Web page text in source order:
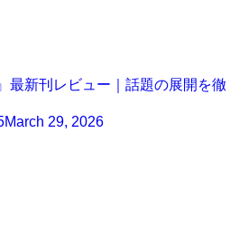
最新刊レビュー｜話題の展開を徹
March 29, 2026